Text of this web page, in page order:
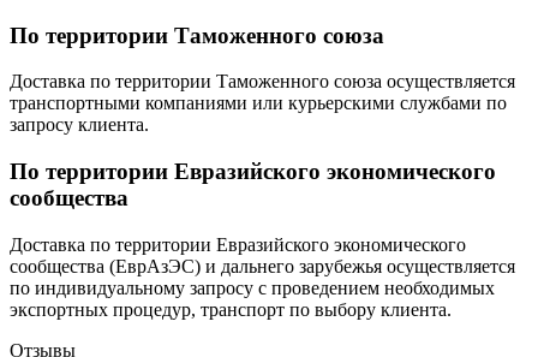
По территории Таможенного союза
Доставка по территории Таможенного союза осуществляется
транспортными компаниями или курьерскими службами по
запросу клиента.
По территории Евразийского экономического
сообщества
Доставка по территории Евразийского экономического
сообщества (ЕврАзЭС) и дальнего зарубежья осуществляется
по индивидуальному запросу с проведением необходимых
экспортных процедур, транспорт по выбору клиента.
Отзывы